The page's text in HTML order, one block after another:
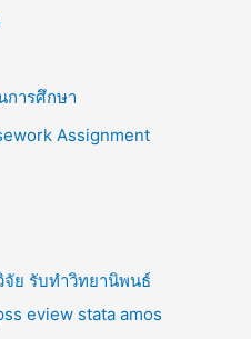
ารศึกษา
Assignment
จัย รับทำวิทยานิพนธ์
eview stata amos